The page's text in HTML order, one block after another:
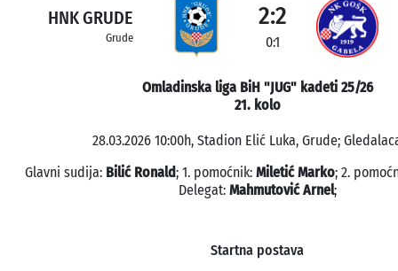
HNK GRUDE
Grude
2:2
0:1
Omladinska liga BiH "JUG" kadeti 25/26
21. kolo
28.03.2026 10:00h, Stadion Elić Luka, Grude;
Glavni sudija: Bilić Ronald; 1. pomoćnik: Miletić Marko; 2.
Delegat: Mahmutović Arnel;
Startna postava